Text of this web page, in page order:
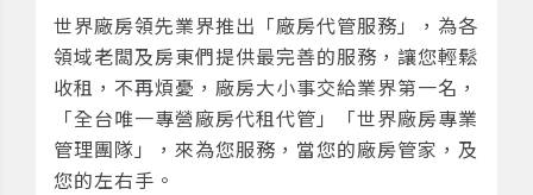
世界廠房領先業界推出「廠房代管服務」，為各
領域老闆及房東們提供最完善的服務，讓您輕鬆
收租，不再煩憂，廠房大小事交給業界第一名，
「全台唯一專營廠房代租代管」「世界廠房專業
管理團隊」，來為您服務，當您的廠房管家，及
您的左右手。